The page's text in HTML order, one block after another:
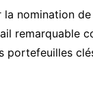
la nomination
remarquable
portefeuilles